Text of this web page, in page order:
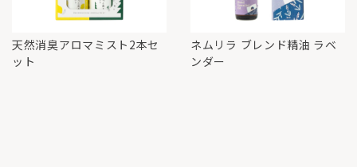
天然消臭アロマミスト2本セ
ット
ネムリラ ブレンド精油 ラベ
ンダー